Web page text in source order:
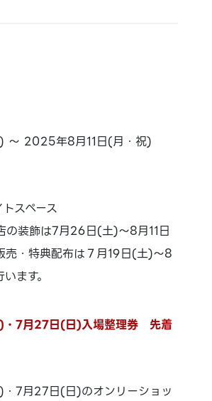
2025年8月11日(月・祝)
スペース
の装飾は7月26日(土)～8月11日
売・特典配布は７月19日(土)～8
ます。
7月27日(日)入場整理券 先着
7月27日(日)のオンリーショッ